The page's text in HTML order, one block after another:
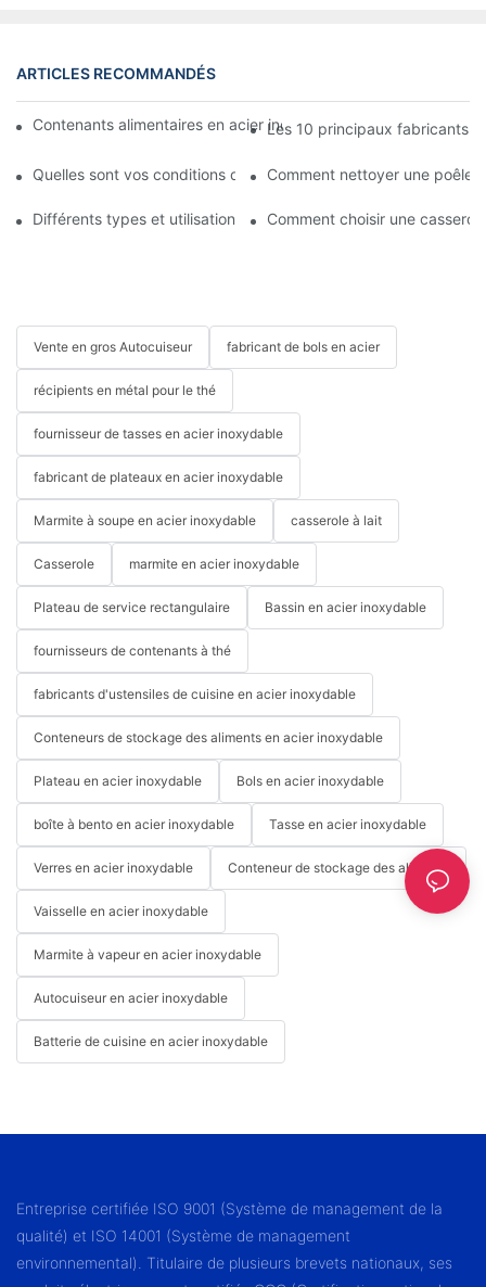
ARTICLES RECOMMANDÉS
Contenants alimentaires en acier inoxydable ou en verre :
Les 10 principaux fabricants
Quelles sont vos conditions de paiement et de prix ?
Comment nettoyer une poêle
Différents types et utilisations des ustensiles de cuisine en
Comment choisir une
Vente en gros Autocuiseur fabricant de bols en acier
récipients en métal pour le thé
fournisseur de tasses en acier inoxydable
fabricant de plateaux en acier inoxydable
Marmite à soupe en acier inoxydable casserole à lait
Casserole marmite en acier inoxydable
Plateau de service rectangulaire Bassin en acier inoxydable
fournisseurs de contenants à thé
fabricants d'ustensiles de cuisine en acier inoxydable
Conteneurs de stockage des aliments en acier inoxydable
Plateau en acier inoxydable Bols en acier inoxydable
boîte à bento en acier inoxydable Tasse en acier inoxydable
Verres en acier inoxydable Conteneur de stockage des aliments
Vaisselle en acier inoxydable
Marmite à vapeur en acier inoxydable
Autocuiseur en acier inoxydable
Batterie de cuisine en acier inoxydable
Entreprise certifiée ISO 9001 (Système de management de la
qualité) et ISO 14001 (Système de management
environnemental). Titulaire de plusieurs brevets nationaux, ses